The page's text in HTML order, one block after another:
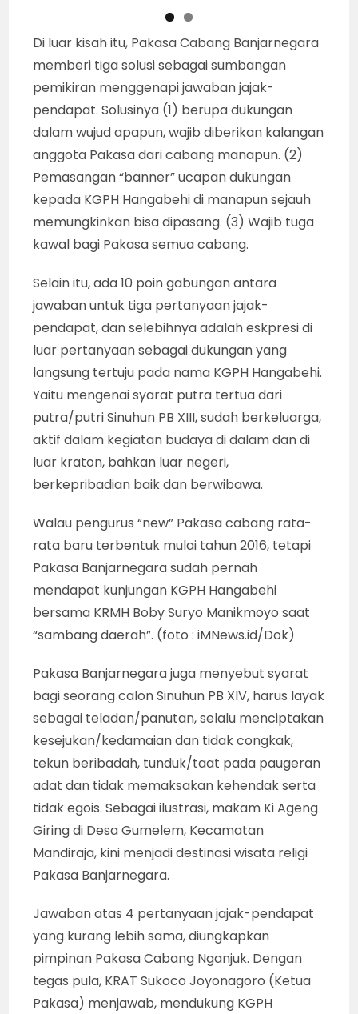
Di luar kisah itu, Pakasa Cabang Banjarnegara
memberi tiga solusi sebagai sumbangan
pemikiran menggenapi jawaban jajak-
pendapat. Solusinya (1) berupa dukungan
dalam wujud apapun, wajib diberikan kalangan
anggota Pakasa dari cabang manapun. (2)
Pemasangan “banner” ucapan dukungan
kepada KGPH Hangabehi di manapun sejauh
memungkinkan bisa dipasang. (3) Wajib tuga
kawal bagi Pakasa semua cabang.
Selain itu, ada 10 poin gabungan antara
jawaban untuk tiga pertanyaan jajak-
pendapat, dan selebihnya adalah eskpresi di
luar pertanyaan sebagai dukungan yang
langsung tertuju pada nama KGPH Hangabehi.
Yaitu mengenai syarat putra tertua dari
putra/putri Sinuhun PB XIII, sudah berkeluarga,
aktif dalam kegiatan budaya di dalam dan di
luar kraton, bahkan luar negeri,
berkepribadian baik dan berwibawa.
Walau pengurus “new” Pakasa cabang rata-
rata baru terbentuk mulai tahun 2016, tetapi
Pakasa Banjarnegara sudah pernah
mendapat kunjungan KGPH Hangabehi
bersama KRMH Boby Suryo Manikmoyo saat
“sambang daerah”. (foto : iMNews.id/Dok)
Pakasa Banjarnegara juga menyebut syarat
bagi seorang calon Sinuhun PB XIV, harus layak
sebagai teladan/panutan, selalu menciptakan
kesejukan/kedamaian dan tidak congkak,
tekun beribadah, tunduk/taat pada paugeran
adat dan tidak memaksakan kehendak serta
tidak egois. Sebagai ilustrasi, makam Ki Ageng
Giring di Desa Gumelem, Kecamatan
Mandiraja, kini menjadi destinasi wisata religi
Pakasa Banjarnegara.
Jawaban atas 4 pertanyaan jajak-pendapat
yang kurang lebih sama, diungkapkan
pimpinan Pakasa Cabang Nganjuk. Dengan
tegas pula, KRAT Sukoco Joyonagoro (Ketua
Pakasa) menjawab, mendukung KGPH